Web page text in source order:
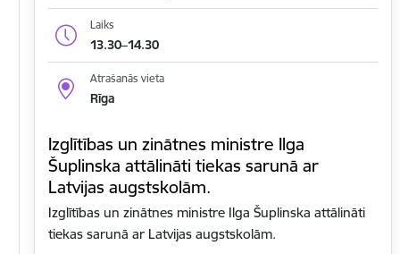
Laiks
13.30–14.30
Atrašanās vieta
Rīga
Izglītības un zinātnes ministre Ilga
Šuplinska attālināti tiekas sarunā ar
Latvijas augstskolām.
Izglītības un zinātnes ministre Ilga Šuplinska attālināti
tiekas sarunā ar Latvijas augstskolām.